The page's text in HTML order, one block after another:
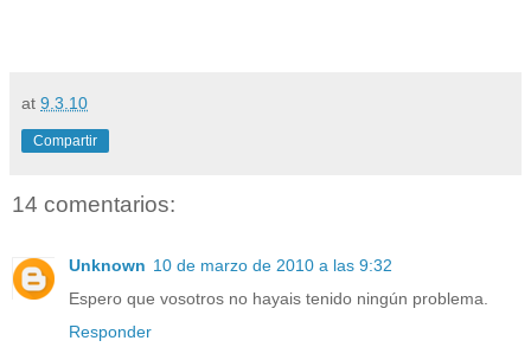
at 9.3.10
Compartir
14 comentarios:
Unknown 10 de marzo de 2010 a las 9:32
Espero que vosotros no hayais tenido ningún problema.
Responder